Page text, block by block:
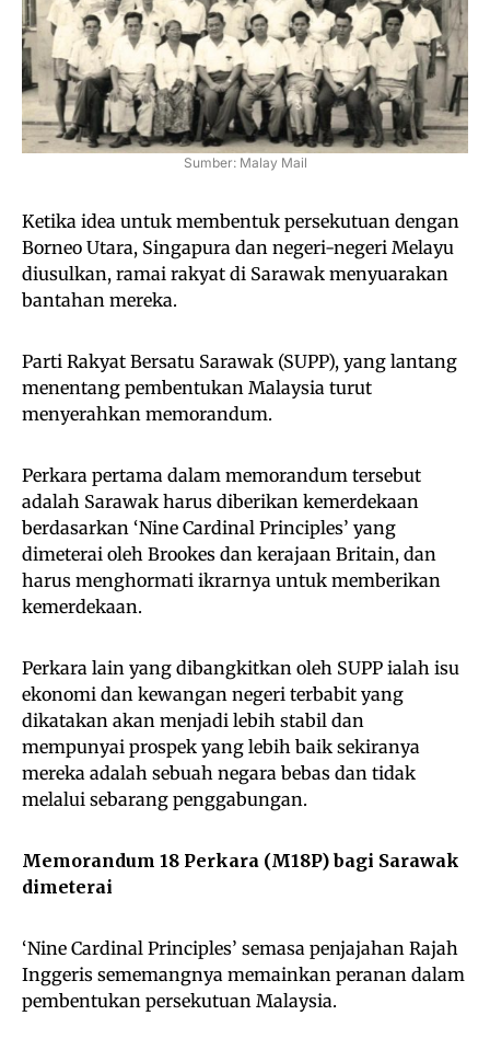
Sumber: Malay Mail
Ketika idea untuk membentuk persekutuan dengan
Borneo Utara, Singapura dan negeri-negeri Melayu
diusulkan, ramai rakyat di Sarawak menyuarakan
bantahan mereka.
Parti Rakyat Bersatu Sarawak (SUPP), yang lantang
menentang pembentukan Malaysia turut
menyerahkan memorandum.
Perkara pertama dalam memorandum tersebut
adalah Sarawak harus diberikan kemerdekaan
berdasarkan ‘Nine Cardinal Principles’ yang
dimeterai oleh Brookes dan kerajaan Britain, dan
harus menghormati ikrarnya untuk memberikan
kemerdekaan.
Perkara lain yang dibangkitkan oleh SUPP ialah isu
ekonomi dan kewangan negeri terbabit yang
dikatakan akan menjadi lebih stabil dan
mempunyai prospek yang lebih baik sekiranya
mereka adalah sebuah negara bebas dan tidak
melalui sebarang penggabungan.
Memorandum 18 Perkara (M18P) bagi Sarawak
dimeterai
‘Nine Cardinal Principles’ semasa penjajahan Rajah
Inggeris sememangnya memainkan peranan dalam
pembentukan persekutuan Malaysia.